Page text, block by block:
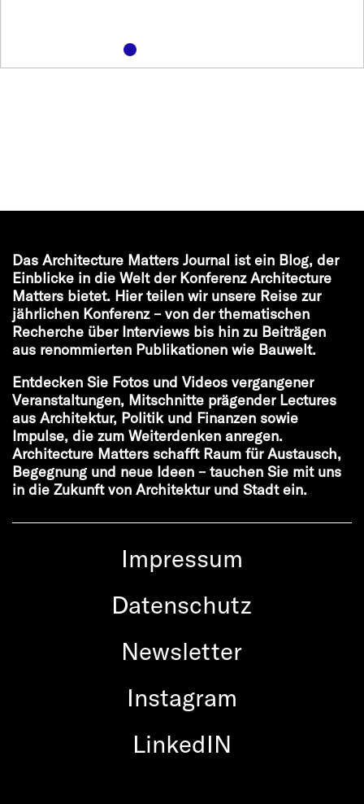
Das Architecture Matters Journal ist ein Blog, der
Einblicke in die Welt der Konferenz Architecture
Matters bietet. Hier teilen wir unsere Reise zur
jährlichen Konferenz – von der thematischen
Recherche über Interviews bis hin zu Beiträgen
aus renommierten Publikationen wie Bauwelt.
Entdecken Sie Fotos und Videos vergangener
Veranstaltungen, Mitschnitte prägender Lectures
aus Architektur, Politik und Finanzen sowie
Impulse, die zum Weiterdenken anregen.
Architecture Matters schafft Raum für Austausch,
Begegnung und neue Ideen – tauchen Sie mit uns
in die Zukunft von Architektur und Stadt ein.
Impressum
Datenschutz
Newsletter
Instagram
LinkedIN